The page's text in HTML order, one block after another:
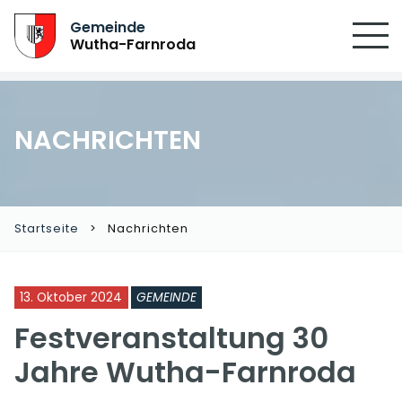
Gemeinde
Wutha-Farnroda
NACHRICHTEN
Startseite Nachrichten
13. Oktober 2024 GEMEINDE
Festveranstaltung 30
Jahre Wutha-Farnroda